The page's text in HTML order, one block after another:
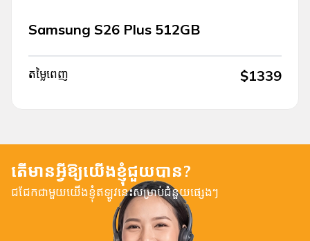
Samsung S26 Plus 512GB
តម្លៃពេញ $1339
តើមានអ្វីឱ្យយើងខ្ញុំជួយបាន?
ជជែកជាមួយយើងខ្ញុំឥឡូវនេះសម្រាប់ជំនួយផ្សេងៗ